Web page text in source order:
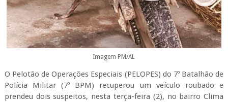
Imagem PM/AL
O Pelotão de Operações Especiais (PELOPES) do 7º Batalhão de
Polícia Militar (7º BPM) recuperou um veículo roubado e
prendeu dois suspeitos, nesta terça-feira (2), no bairro Clima